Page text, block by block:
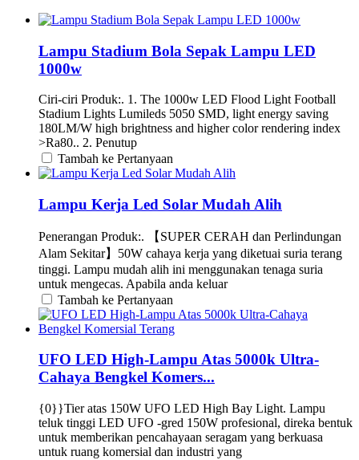
Lampu Stadium Bola Sepak Lampu LED
1000w
Ciri-ciri Produk:. 1. The 1000w LED Flood Light Football
Stadium Lights Lumileds 5050 SMD, light energy saving
180LM/W high brightness and higher color rendering index
>Ra80.. 2. Penutup
Tambah ke Pertanyaan
Lampu Kerja Led Solar Mudah Alih
Penerangan Produk:. 【SUPER CERAH dan Perlindungan
Alam Sekitar】50W cahaya kerja yang diketuai suria terang
tinggi. Lampu mudah alih ini menggunakan tenaga suria
untuk mengecas. Apabila anda keluar
Tambah ke Pertanyaan
UFO LED High-Lampu Atas 5000k Ultra-
Cahaya Bengkel Komers...
{0}}Tier atas 150W UFO LED High Bay Light. Lampu
teluk tinggi LED UFO -gred 150W profesional, direka bentuk
untuk memberikan pencahayaan seragam yang berkuasa
untuk ruang komersial dan industri yang